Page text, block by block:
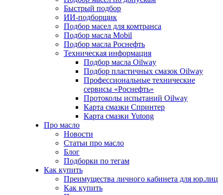
Быстрый подбор
ИИ-подборщик
Подбор масел для комтранса
Подбор масла Mobil
Подбор масла Роснефть
Техническая информация
Подбор масла Oilway
Подбор пластичных смазок Oilway
Профессиональные технические
сервисы «Роснефть»
Протоколы испытаний Oilway
Карта смазки Спринтер
Карта смазки Yutong
Про масло
Новости
Статьи про масло
Блог
Подборки по тегам
Как купить
Преимущества личного кабинета для юр.лиц
Как купить